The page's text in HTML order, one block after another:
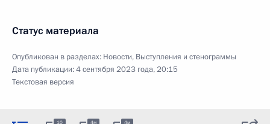
Статус материала
Опубликован в разделах: Новости, Выступления и стенограммы
Дата публикации:4 сентября 2023 года, 20:15
Текстовая версия
10 4м 4м